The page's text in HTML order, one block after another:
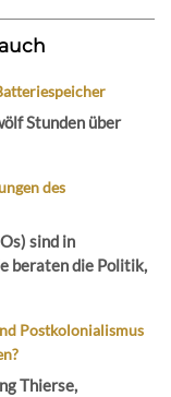
Stunden über
des
sind in
beraten die Politik,
Postkolonialismus
Thierse,